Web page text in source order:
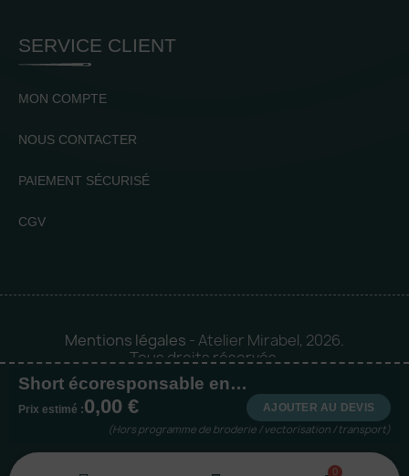
Short écoresponsable en velours côtelé homme
Prix estimé :0,00 € AJOUTER AU DEVIS
(Hors programme de broderie / vectorisation / transport)
SERVICE CLIENT
MON COMPTE
NOUS CONTACTER
PAIEMENT SÉCURISÉ
CGV
Mentions légales - Atelier Mirabel, 2026.
Tous droits réservés.
Mise en orbite 🪐 byLogia |
Agence web et communication